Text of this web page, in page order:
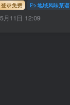
登录免费 地域风味菜谱
5月11日 12:09